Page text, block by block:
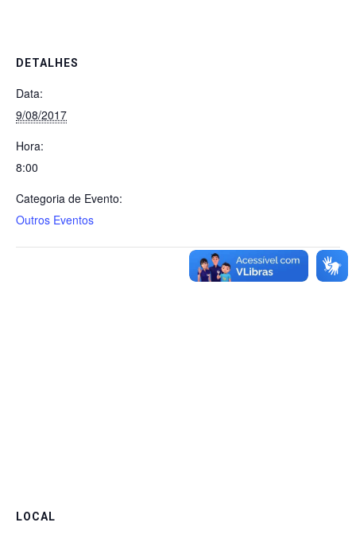
DETALHES
Data:
9/08/2017
Hora:
8:00
Categoria de Evento:
Outros Eventos
LOCAL